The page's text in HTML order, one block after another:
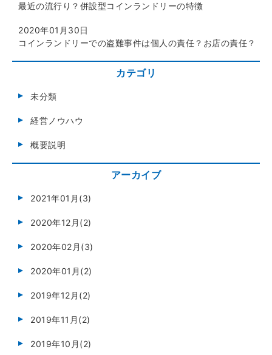
最近の流行り？併設型コインランドリーの特徴
2020年01月30日
コインランドリーでの盗難事件は個人の責任？お店の責任？
カテゴリ
未分類
経営ノウハウ
概要説明
アーカイブ
2021年01月(3)
2020年12月(2)
2020年02月(3)
2020年01月(2)
2019年12月(2)
2019年11月(2)
2019年10月(2)